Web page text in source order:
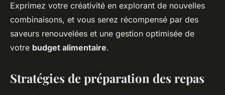
Exprimez votre créativité en explorant de nouvelles
combinaisons, et vous serez récompensé par des
saveurs renouvelées et une gestion optimisée de
votre budget alimentaire.
Stratégies de préparation des repas